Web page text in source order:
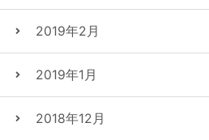
2019年2月
2019年1月
2018年12月